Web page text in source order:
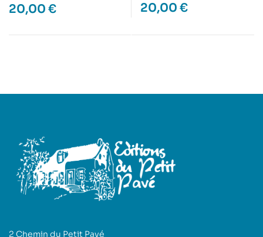
20,00 € 20,00 €
2 Chemin du Petit Pavé